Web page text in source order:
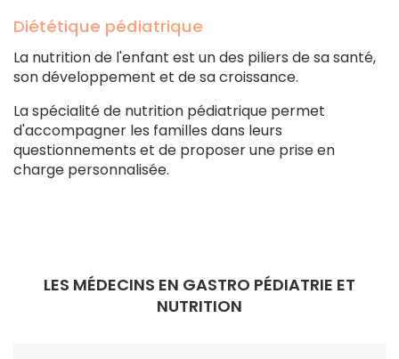
Diététique pédiatrique
La nutrition de l'enfant est un des piliers de sa santé,
son développement et de sa croissance.
La spécialité de nutrition pédiatrique permet
d'accompagner les familles dans leurs
questionnements et de proposer une prise en
charge personnalisée.
LES MÉDECINS EN GASTRO PÉDIATRIE ET
NUTRITION